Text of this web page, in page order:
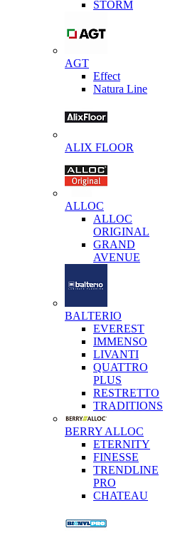
STORM
AGT
Effect
Natura Line
ALIX FLOOR
ALLOC
ALLOC
ORIGINAL
GRAND
AVENUE
BALTERIO
EVEREST
IMMENSO
LIVANTI
QUATTRO
PLUS
RESTRETTO
TRADITIONS
BERRY ALLOC
ETERNITY
FINESSE
TRENDLINE
PRO
CHATEAU